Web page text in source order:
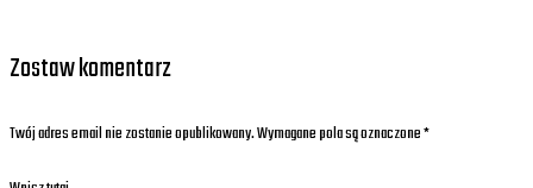
Zostaw komentarz
Twój adres email nie zostanie opublikowany.Wymagane pola są oznaczone*